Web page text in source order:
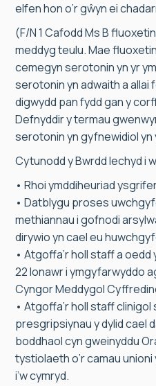
elfen hon o’r gŵyn ei
(F/N 1 Cafodd Ms B
meddyg teulu. Mae
cemegyn serotonin yn yr
serotonin yn adwaith a allai
digwydd pan fydd gan y
Defnyddir y termau
serotonin yn gyfnewidiol yn
Cytunodd y Bwrdd Iechyd i
• Rhoi ymddiheuriad
• Datblygu proses
methiannau i gofnodi
dirywio yn cael eu
• Atgoffa’r holl staff a oedd
22 Ionawr i ymgyfarwyddo
Cyngor Meddygol
• Atgoffa’r holl staff clinigol
presgripsiynau y dylid cael
boddhaol cyn gweinyddu
tystiolaeth o’r camau
i’w cymryd.